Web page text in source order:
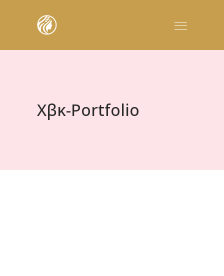
Χβκ-Portfolio